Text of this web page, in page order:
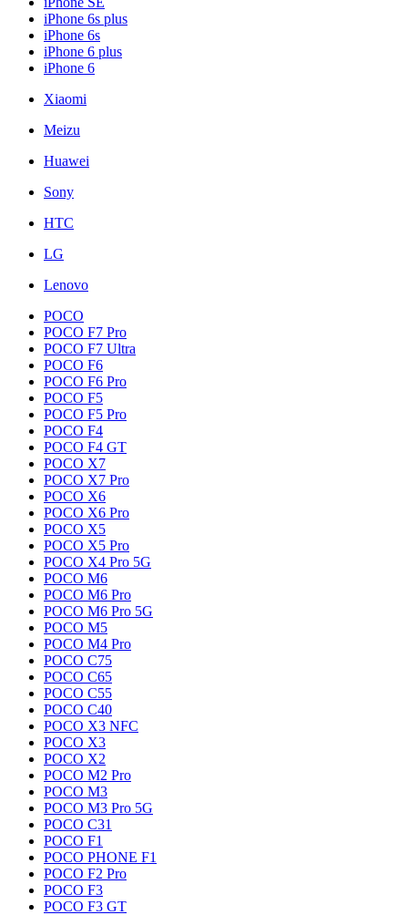
iPhone 6s plus
iPhone 6s
iPhone 6 plus
iPhone 6
Xiaomi
Meizu
Huawei
Sony
HTC
LG
Lenovo
POCO
POCO F7 Pro
POCO F7 Ultra
POCO F6
POCO F6 Pro
POCO F5
POCO F5 Pro
POCO F4
POCO F4 GT
POCO X7
POCO X7 Pro
POCO X6
POCO X6 Pro
POCO X5
POCO X5 Pro
POCO X4 Pro 5G
POCO M6
POCO M6 Pro
POCO M6 Pro 5G
POCO M5
POCO M4 Pro
POCO C75
POCO C65
POCO C55
POCO C40
POCO X3 NFC
POCO X3
POCO X2
POCO M2 Pro
POCO M3
POCO M3 Pro 5G
POCO C31
POCO F1
POCO PHONE F1
POCO F2 Pro
POCO F3
POCO F3 GT